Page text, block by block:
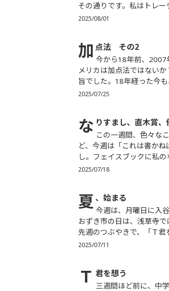
その通りです。私はトレ
2025/08/01
加 点法 その2
今から18年前、2007年10月2日に、私は「加点法」というつぶやきを書きました。日本は減点法、ア
メリカは加点法ではない
旨でした。18年経った今
2025/07/25
な りすまし、直木賞
この一週間、色々なことがありました。ま、いつでも私の周りでは色んなことが起きているのですけ
ど、今週は「これは書か
し。フェイスブックに私
2025/07/18
夏、始まる
今週は、月曜日に入谷の朝顔市にちょっと寄り、木曜日には浅草寺のほおずき市に一瞬寄りました。ほ
おずき市の日は、浅草寺
先週のつぶやきで、「Ｔ
2025/07/11
Ｔ 君を想う
三週間ほど前に、中学からの同級生が急逝しました。交通事故です。バイクの自損事故だったようで